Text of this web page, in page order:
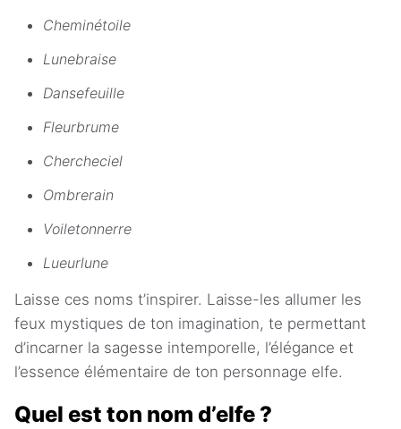
Cheminétoile
Lunebraise
Dansefeuille
Fleurbrume
Chercheciel
Ombrerain
Voiletonnerre
Lueurlune
Laisse ces noms t’inspirer. Laisse-les allumer les
feux mystiques de ton imagination, te permettant
d’incarner la sagesse intemporelle, l’élégance et
l’essence élémentaire de ton personnage elfe.
Quel est ton nom d’elfe ?